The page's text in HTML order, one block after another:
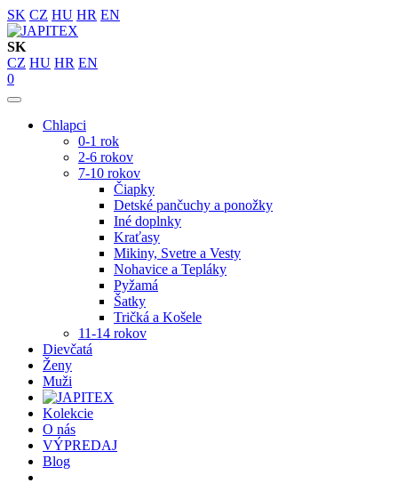
SK CZ HU HR EN
SK
CZ HU HR EN
0
Chlapci
0-1 rok
2-6 rokov
7-10 rokov
Čiapky
Detské pančuchy a ponožky
Iné doplnky
Kraťasy
Mikiny, Svetre a Vesty
Nohavice a Tepláky
Pyžamá
Šatky
Tričká a Košele
11-14 rokov
Dievčatá
Ženy
Muži
Kolekcie
O nás
VÝPREDAJ
Blog